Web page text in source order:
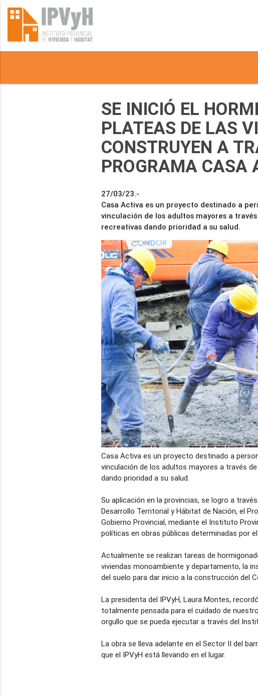
SE INICIÓ EL
PLATEAS DE LAS
CONSTRUYEN A
PROGRAMA CASA
27/03/23.-
Casa Activa es un proyecto destinado a
vinculación de los adultos mayores a
Casa Activa es un proyecto destinado a
vinculación de los adultos mayores a través
dando prioridad a su salud.
Su aplicación en la provincias, se logro a
Desarrollo Territorial y Hábitat de Nación, el
Gobierno Provincial, mediante el Instituto
políticas en obras públicas determinadas por
Actualmente se realizan tareas de
viviendas monoambiente y departamento, la
del suelo para dar inicio a la construcción del
La presidenta del IPVyH, Laura Montes,
totalmente pensada para el cuidado de
orgullo que se pueda ejecutar a través del
La obra se lleva adelante en el Sector II del
que el IPVyH está llevando en el lugar.